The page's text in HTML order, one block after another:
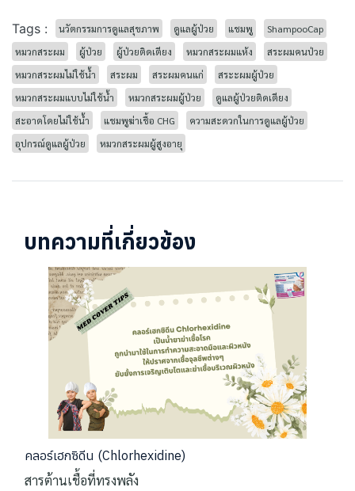
Tags : นวัตกรรมการดูแลสุขภาพ ดูแลผู้ป่วย แชมพู
ShampooCap
หมวกสระผม
ผู้ป่วย ผู้ป่วยติดเตียง หมวกสระผมแห้ง
สระผมคนป่วย
หมวกสระผมไม่ใช้น้ำ
สระผม สระผมคนแก่
สระะผมผู้ป่วย
หมวกสระผมแบบไม่ใช้น้ำ
หมวกสระผมผู้ป่วย
ดูแลผู้ป่วยติดเตียง
สะอาดโดยไม่ใช้น้ำ
แชมพูฆ่าเชื้อ CHG
ความสะดวกในการดูแลผู้ป่วย
อุปกรณ์ดูแลผู้ป่วย
หมวกสระผมผู้สูงอายุ
บทความที่เกี่ยวข้อง
คลอร์เฮกซิดีน (Chlorhexidine)
สารต้านเชื้อที่ทรงพลัง